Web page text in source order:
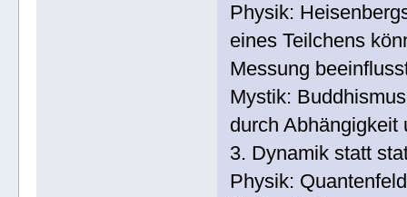
Physik:
eines Teilchens
Messung
Mystik:
durch Abhängigkeit
3. Dynamik statt
Physik: